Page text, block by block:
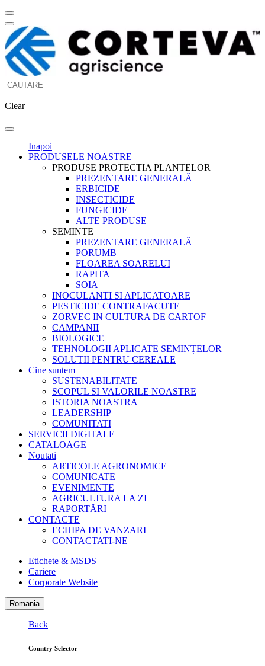
Clear
Inapoi
PRODUSELE NOASTRE
PRODUSE PROTECTIA PLANTELOR
PREZENTARE GENERALĂ
ERBICIDE
INSECTICIDE
FUNGICIDE
ALTE PRODUSE
SEMINTE
PREZENTARE GENERALĂ
PORUMB
FLOAREA SOARELUI
RAPITA
SOIA
INOCULANTI SI APLICATOARE
PESTICIDE CONTRAFACUTE
ZORVEC IN CULTURA DE CARTOF
CAMPANII
BIOLOGICE
TEHNOLOGII APLICATE SEMINȚELOR
SOLUTII PENTRU CEREALE
Cine suntem
SUSTENABILITATE
SCOPUL SI VALORILE NOASTRE
ISTORIA NOASTRA
LEADERSHIP
COMUNITATI
SERVICII DIGITALE
CATALOAGE
Noutati
ARTICOLE AGRONOMICE
COMUNICATE
EVENIMENTE
AGRICULTURA LA ZI
RAPORTĂRI
CONTACTE
ECHIPA DE VANZARI
CONTACTATI-NE
Etichete & MSDS
Cariere
Corporate Website
Romania
Back
Country Selector